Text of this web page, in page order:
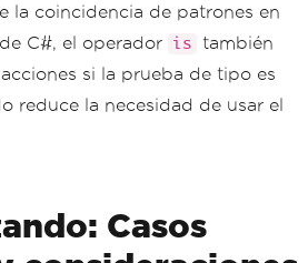
la coincidencia de patrones en
C#, el operador
is
también
si la prueba de tipo es
reduce la necesidad de usar el
Casos